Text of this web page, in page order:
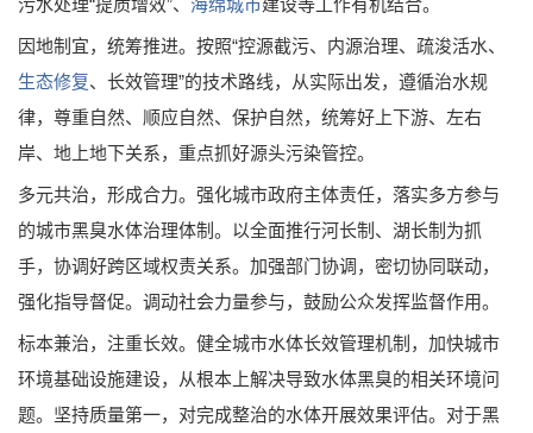
因地制宜，统筹推进。按照“控源截污、内源治理、疏浚活水、
生态修复、长效管理”的技术路线，从实际出发，遵循治水规
律，尊重自然、顺应自然、保护自然，统筹好上下游、左右
岸、地上地下关系，重点抓好源头污染管控。
多元共治，形成合力。强化城市政府主体责任，落实多方参与
的城市黑臭水体治理体制。以全面推行河长制、湖长制为抓
手，协调好跨区域权责关系。加强部门协调，密切协同联动，
强化指导督促。调动社会力量参与，鼓励公众发挥监督作用。
标本兼治，注重长效。健全城市水体长效管理机制，加快城市
环境基础设施建设，从根本上解决导致水体黑臭的相关环境问
题。坚持质量第一，对完成整治的水体开展效果评估。对于黑